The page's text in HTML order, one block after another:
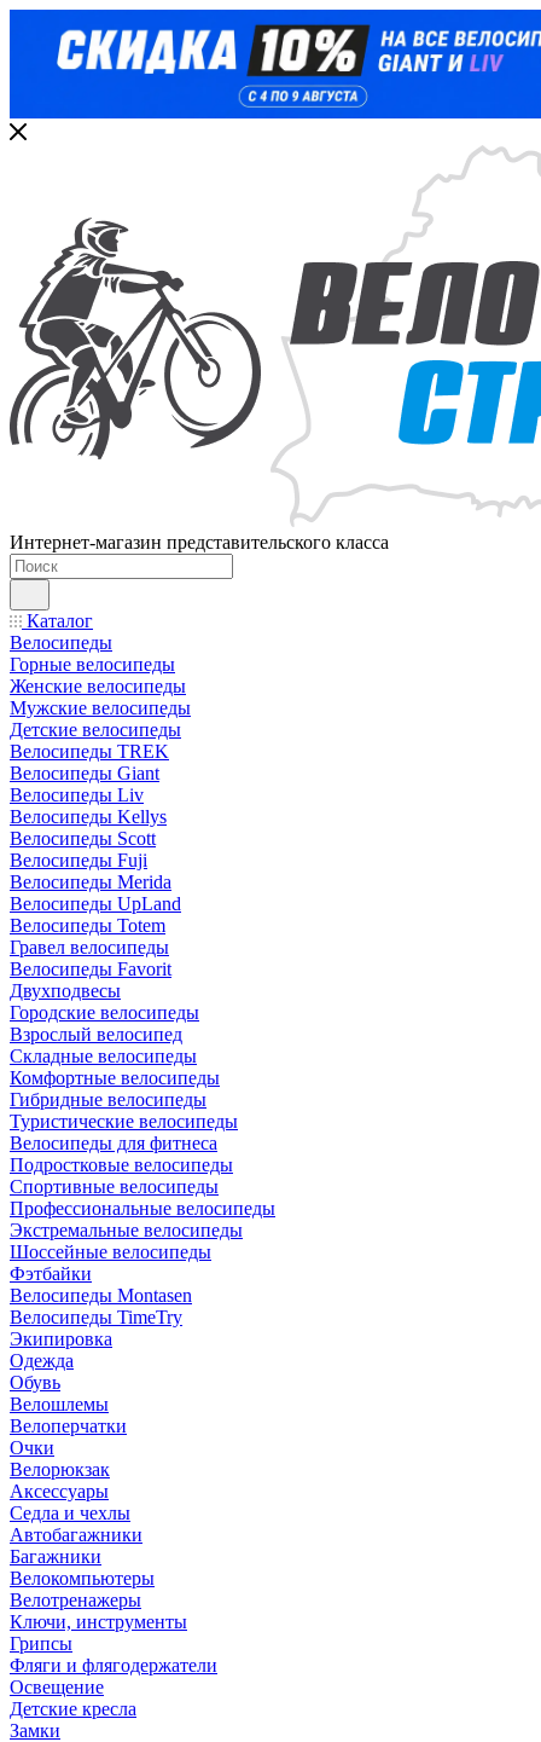
Интернет-магазин представительского класса
Каталог
Велосипеды
Горные велосипеды
Женские велосипеды
Мужские велосипеды
Детские велосипеды
Велосипеды TREK
Велосипеды Giant
Велосипеды Liv
Велосипеды Kellys
Велосипеды Scott
Велосипеды Fuji
Велосипеды Merida
Велосипеды UpLand
Велосипеды Totem
Гравел велосипеды
Велосипеды Favorit
Двухподвесы
Городские велосипеды
Взрослый велосипед
Складные велосипеды
Комфортные велосипеды
Гибридные велосипеды
Туристические велосипеды
Велосипеды для фитнеса
Подростковые велосипеды
Спортивные велосипеды
Профессиональные велосипеды
Экстремальные велосипеды
Шоссейные велосипеды
Фэтбайки
Велосипеды Montasen
Велосипеды TimeTry
Экипировка
Одежда
Обувь
Велошлемы
Велоперчатки
Очки
Велорюкзак
Аксессуары
Седла и чехлы
Автобагажники
Багажники
Велокомпьютеры
Велотренажеры
Ключи, инструменты
Грипсы
Фляги и флягодержатели
Освещение
Детские кресла
Замки